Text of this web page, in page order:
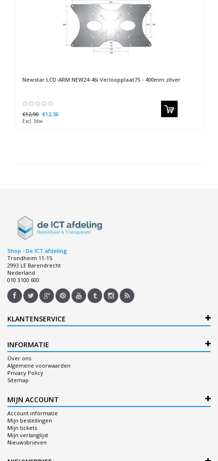
Newstar LCD-ARM NEW24-46i Verloopplaat75 - 400mm zilver
€12,90 €12,36
Excl. btw
Shop - De ICT afdeling
Trondheim 11-15
2993 LE Barendrecht
Nederland
010 3100 600
KLANTENSERVICE
INFORMATIE
Over ons
Algemene voorwaarden
Privacy Policy
Sitemap
MIJN ACCOUNT
Account informatie
Mijn bestellingen
Mijn tickets
Mijn verlanglijst
Nieuwsbrieven